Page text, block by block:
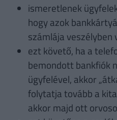
ismeretlenek
hogy azok
számlája veszélyben
ezt követő, ha a
bemondott bankfiók
ügyfelével, akkor
folytatja tovább a
akkor majd ott